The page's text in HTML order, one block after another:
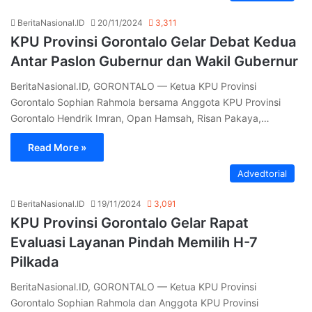
BeritaNasional.ID 20/11/2024 3,311
KPU Provinsi Gorontalo Gelar Debat Kedua
Antar Paslon Gubernur dan Wakil Gubernur
BeritaNasional.ID, GORONTALO — Ketua KPU Provinsi
Gorontalo Sophian Rahmola bersama Anggota KPU Provinsi
Gorontalo Hendrik Imran, Opan Hamsah, Risan Pakaya,…
Read More »
Advedtorial
BeritaNasional.ID 19/11/2024 3,091
KPU Provinsi Gorontalo Gelar Rapat
Evaluasi Layanan Pindah Memilih H-7
Pilkada
BeritaNasional.ID, GORONTALO — Ketua KPU Provinsi
Gorontalo Sophian Rahmola dan Anggota KPU Provinsi